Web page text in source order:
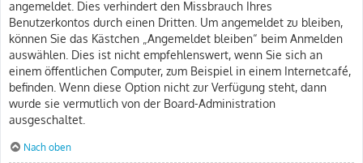
angemeldet. Dies verhindert den Missbrauch Ihres
Benutzerkontos durch einen Dritten. Um angemeldet zu bleiben,
können Sie das Kästchen „Angemeldet bleiben“ beim Anmelden
auswählen. Dies ist nicht empfehlenswert, wenn Sie sich an
einem öffentlichen Computer, zum Beispiel in einem Internetcafé,
befinden. Wenn diese Option nicht zur Verfügung steht, dann
wurde sie vermutlich von der Board-Administration
ausgeschaltet.
Nach oben